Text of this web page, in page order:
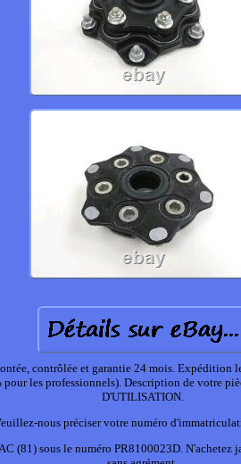
contrôlée et garantie 24 mois. Expédition
les professionnels). Description de votre
D'UTILISATION.
nous préciser votre numéro
(81) sous le numéro PR8100023D.